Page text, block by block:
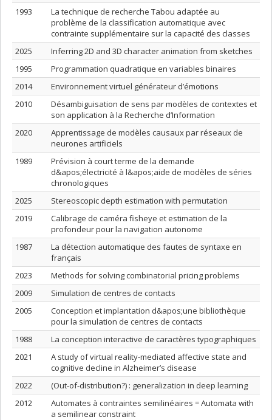
1993
La technique de recherche Tabou adaptée au
problème de la classification automatique avec
contrainte supplémentaire sur la capacité des classes
2025
Inferring 2D and 3D character animation from sketches
1995
Programmation quadratique en variables binaires
2014
Environnement virtuel générateur d’émotions
2010
Désambiguisation de sens par modèles de contextes et
son application à la Recherche d’Information
2020
Apprentissage de modèles causaux par réseaux de
neurones artificiels
1989
Prévision à court terme de la demande
d&apos;électricité à l&apos;aide de modèles de séries
chronologiques
2025
Stereoscopic depth estimation with permutation
2019
Calibrage de caméra fisheye et estimation de la
profondeur pour la navigation autonome
1987
La détection automatique des fautes de syntaxe en
français
2023
Methods for solving combinatorial pricing problems
2009
Simulation de centres de contacts
2005
Conception et implantation d&apos;une bibliothèque
pour la simulation de centres de contacts
1988
La conception interactive de caractères typographiques
2021
A study of virtual reality-mediated affective state and
cognitive decline in Alzheimer’s disease
2022
(Out-of-distribution?) : generalization in deep learning
2012
Automates à contraintes semilinéaires = Automata with
a semilinear constraint